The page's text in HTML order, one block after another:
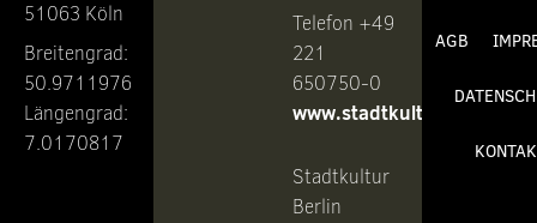
51063 Köln
Breitengrad:
50.9711976
Längengrad:
7.0170817
Telefon +49
221
650750-0
www.stadtkultur.de
Stadtkultur
Berlin
AGB